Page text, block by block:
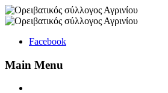
Facebook
Main Menu